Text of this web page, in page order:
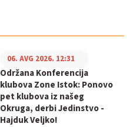
Održana Konferencija
klubova Zone Istok: Ponovo
pet klubova iz našeg
Okruga, derbi Jedinstvo -
Hajduk Veljko!
06. AVG 2026. 12:31